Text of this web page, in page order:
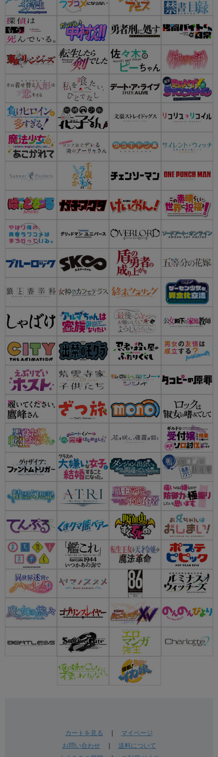
カートを見る
マイページ
お問い合わせ| 送料について